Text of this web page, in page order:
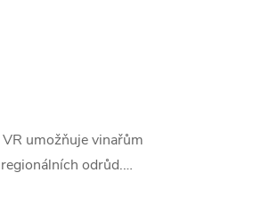
umožňuje vinařům
odrůd.…